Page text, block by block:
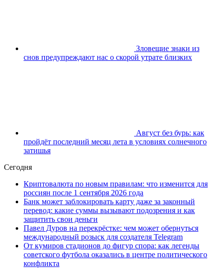
Зловещие знаки из
снов предупреждают нас о скорой утрате близких
Август без бурь: как
пройдёт последний месяц лета в условиях солнечного
затишья
Сегодня
Криптовалюта по новым правилам: что изменится для
россиян после 1 сентября 2026 года
Банк может заблокировать карту даже за законный
перевод: какие суммы вызывают подозрения и как
защитить свои деньги
Павел Дуров на перекрёстке: чем может обернуться
международный розыск для создателя Telegram
От кумиров стадионов до фигур спора: как легенды
советского футбола оказались в центре политического
конфликта